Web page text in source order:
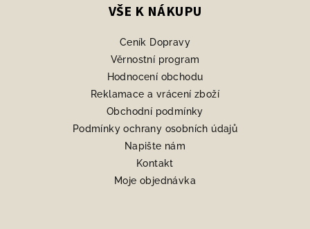
VŠE K NÁKUPU
Ceník Dopravy
Věrnostní program
Hodnocení obchodu
Reklamace a vrácení zboží
Obchodní podmínky
Podmínky ochrany osobních údajů
Napište nám
Kontakt
Moje objednávka